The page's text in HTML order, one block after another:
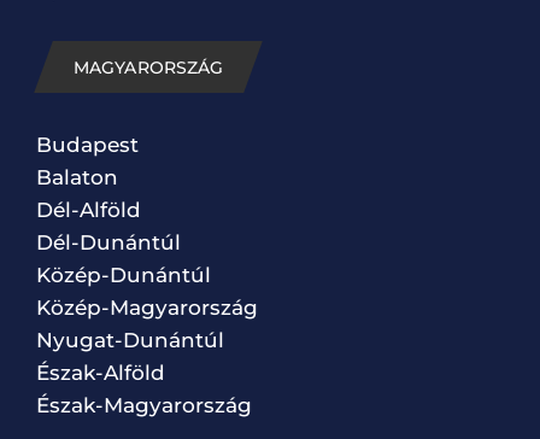
MAGYARORSZÁG
Budapest
Balaton
Dél-Alföld
Dél-Dunántúl
Közép-Dunántúl
Közép-Magyarország
Nyugat-Dunántúl
Észak-Alföld
Észak-Magyarország